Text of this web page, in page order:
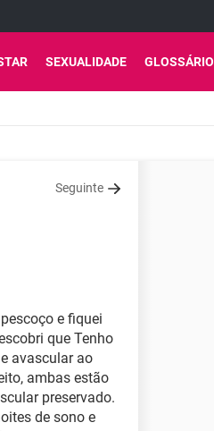
SEXUALIDADE GLOSSÁRIO
Seguinte
e fiquei
que Tenho
avascular ao
ambas estão
preservado.
de sono e